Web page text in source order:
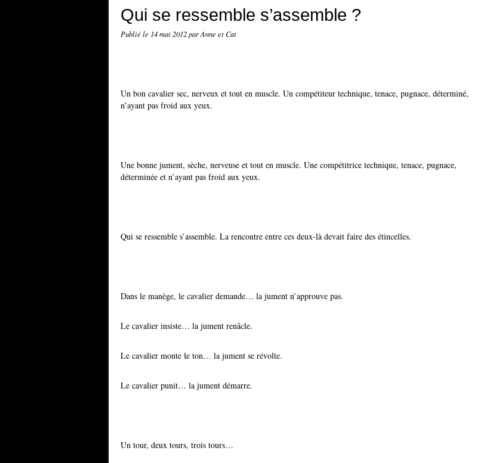
Qui se ressemble s’assemble ?
Publié le 14 mai 2012par Anne et Cat
Un bon cavalier sec, nerveux et tout en muscle. Un compétiteur technique, tenace, pugnace, déterminé,
n’ayant pas froid aux yeux.
Une bonne jument, sèche, nerveuse et tout en muscle. Une compétitrice technique, tenace, pugnace,
déterminée et n’ayant pas froid aux yeux.
Qui se ressemble s’assemble. La rencontre entre ces deux-là devait faire des étincelles.
Dans le manège, le cavalier demande… la jument n’approuve pas.
Le cavalier insiste… la jument renâcle.
Le cavalier monte le ton… la jument se révolte.
Le cavalier punit… la jument démarre.
Un tour, deux tours, trois tours…